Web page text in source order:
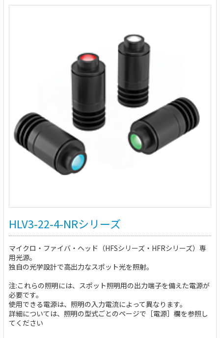
HLV3-22-4-NRシリーズ
マイクロ・ファイバ・ヘッド（HFSシリーズ・HFRシリーズ）専
用光源。
独自の光学設計で高出力なスポット光を照射。
注:これらの照明には、スポット照明用の出力端子を備えた電源が
必要です。
使用できる電源は、照明の入力電流によって異なります。
詳細については、照明の型式ごとのページで［電源］欄を参照し
てください